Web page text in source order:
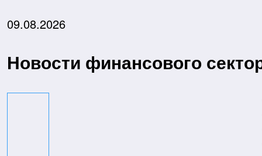
09.08.2026
Новости финансового